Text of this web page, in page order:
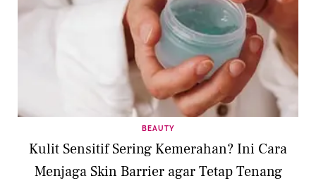
BEAUTY
Kulit Sensitif Sering Kemerahan? Ini Cara
Menjaga Skin Barrier agar Tetap Tenang